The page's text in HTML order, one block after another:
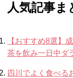
人気記事ま
【おすすめ8選】
茶を飲み一日中ダ
四川でよく食べる